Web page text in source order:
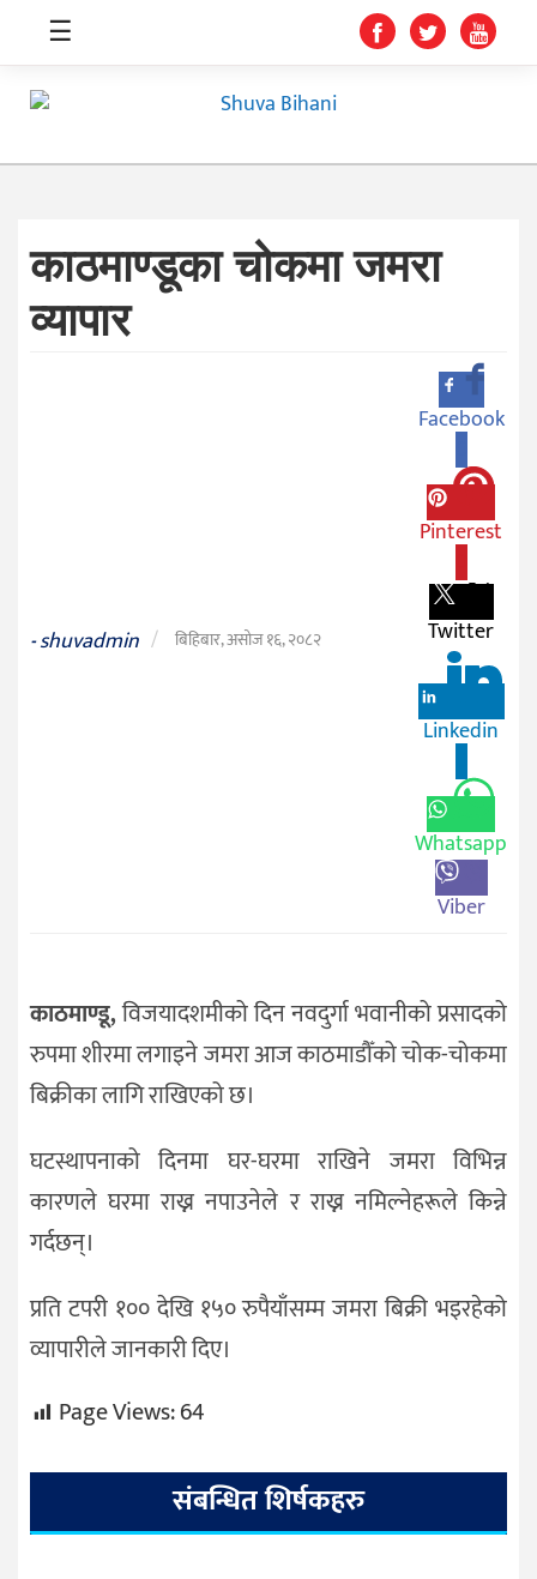
स्वास्थ्य
समाचार
/
☰
काठमाण्डूका चोकमा जमरा
व्यापार
-shuvadmin / बिहिबार, असोज १६, २०८२
Facebook
Pinterest
Twitter
Linkedin
Whatsapp
Viber
काठमाण्डू,विजयादशमीको दिन नवदुर्गा भवानीको प्रसादको
रुपमा शीरमा लगाइने जमरा आज काठमाडौँको चोक-चोकमा
बिक्रीका लागि राखिएको छ।
घटस्थापनाको दिनमा घर-घरमा राखिने जमरा विभिन्न
कारणले घरमा राख्न नपाउनेले र राख्न नमिल्नेहरूले किन्ने
गर्दछन्।
प्रति टपरी १०० देखि १५० रुपैयाँसम्म जमरा बिक्री भइरहेको
व्यापारीले जानकारी दिए।
Page Views:64
संबन्धित शिर्षकहरु